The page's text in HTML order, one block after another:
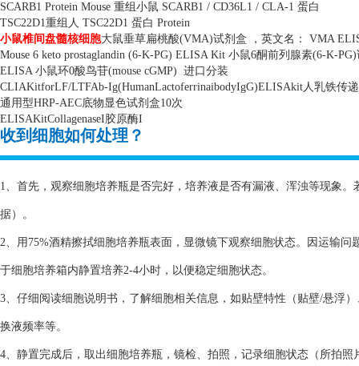
SCARB1 Protein Mouse 重组小鼠 SCARB1 / CD36L1 / CLA-1 蛋白
TSC22D1重组人 TSC22D1 蛋白 Protein
小鼠椎间盘髓核细胞大鼠垂草扁桃酸(VMA)试剂盒 ，英文名：
VMA
Mouse 6 keto prostaglandin (6-K-PG) ELISA Kit 小鼠6酮前列腺素(6-K-PG)
ELISA 小鼠环0酸鸟苷(mouse cGMP) 进口分装
CLIAKitforLF/LTFAb-Ig(HumanLactoferrinaibodyIgG)ELISAkit人乳铁传
通用型HRP-AEC底物显色试剂盒10次
ELISAKitCollagenaseI胶原酶I
收到细胞如何处理？
1、首先，观察细胞培养瓶是否完好，培养液是否有漏液、浑浊等现象
据）。
2、用75%酒精擦拭细胞培养瓶表面，显微镜下观察细胞状态。因运输
于细胞培养箱内静置培养2-4小时，以便稳定细胞状态。
3、仔细阅读细胞说明书，了解细胞相关信息，如贴壁特性（贴壁/悬浮
换液频率等。
4、静置完成后，取出细胞培养瓶，镜检、拍照，记录细胞状态（所拍